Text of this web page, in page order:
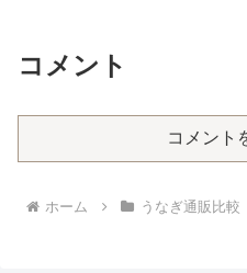
コメント
コメント
ホーム うなぎ通販比較